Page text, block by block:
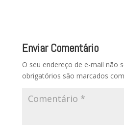
Enviar Comentário
O seu endereço de e-mail não
obrigatórios são marcados com